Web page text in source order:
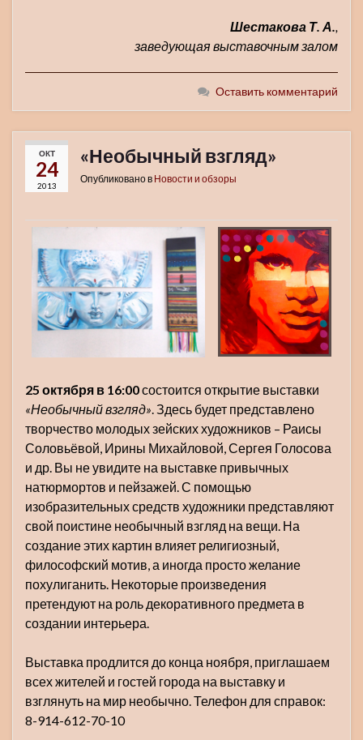
Шестакова Т. А.,
заведующая выставочным залом
Оставить комментарий
ОКТ
24
2013
«Необычный взгляд»
Опубликовано в Новости и обзоры
25 октября в 16:00состоится открытие выставки
«Необычный взгляд». Здесь будет представлено
творчество молодых зейских художников – Раисы
Соловьёвой, Ирины Михайловой, Сергея Голосова
и др. Вы не увидите на выставке привычных
натюрмортов и пейзажей. С помощью
изобразительных средств художники представляют
свой поистине необычный взгляд на вещи. На
создание этих картин влияет религиозный,
философский мотив, а иногда просто желание
похулиганить. Некоторые произведения
претендуют на роль декоративного предмета в
создании интерьера.
Выставка продлится до конца ноября, приглашаем
всех жителей и гостей города на выставку и
взглянуть на мир необычно. Телефон для справок:
8-914-612-70-10